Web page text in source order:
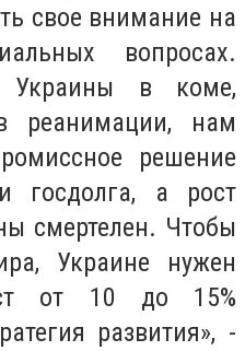
свое внимание на
вопросах.
Украины в коме,
реанимации, нам
решение
госдолга, а рост
смертелен. Чтобы
Украине нужен
от 10 до 15%
развития», -